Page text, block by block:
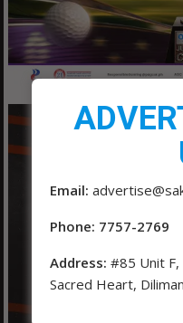
Email:
Phone: 7757-2769
Address: #85 Unit F,
Sacred Heart,